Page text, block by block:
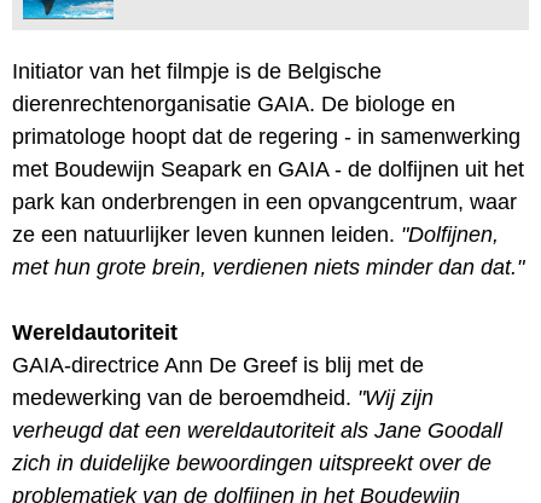
Initiator van het filmpje is de Belgische
dierenrechtenorganisatie GAIA. De biologe en
primatologe hoopt dat de regering - in samenwerking
met Boudewijn Seapark en GAIA - de dolfijnen uit het
park kan onderbrengen in een opvangcentrum, waar
ze een natuurlijker leven kunnen leiden. "Dolfijnen,
met hun grote brein, verdienen niets minder dan dat."
Wereldautoriteit
GAIA-directrice Ann De Greef is blij met de
medewerking van de beroemdheid. "Wij zijn
verheugd dat een wereldautoriteit als Jane Goodall
zich in duidelijke bewoordingen uitspreekt over de
problematiek van de dolfijnen in het Boudewijn